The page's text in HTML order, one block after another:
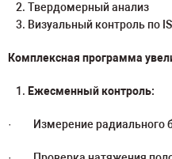
Твердомерный анализ
Визуальный контроль по
Комплексная программа
Ежесменный контроль:
· Измерение радиального